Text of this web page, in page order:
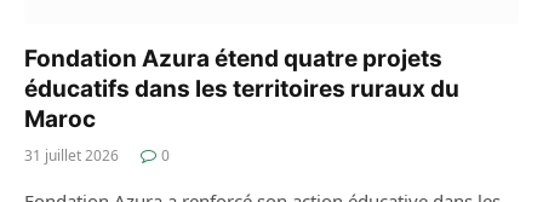
Fondation Azura étend quatre projets
éducatifs dans les territoires ruraux du
Maroc
31 juillet 2026 0